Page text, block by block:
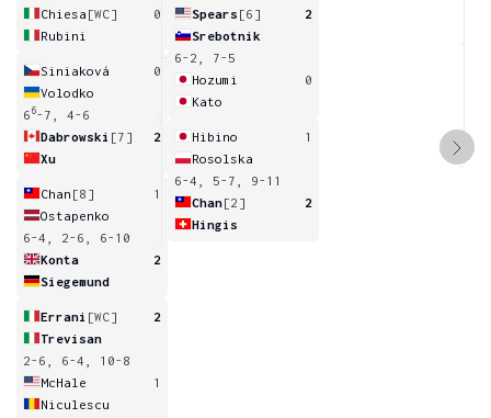
Chiesa [WC]
0
Rubini
Siniaková
0
Volodko
6 6-7, 4-6
Dabrowski [7]
2
Xu
Chan [8]
1
Ostapenko
6-4, 2-6, 6-10
Konta
2
Siegemund
Errani [WC]
2
Trevisan
2-6, 6-4, 10-8
McHale
1
Niculescu
Spears [6]
2
Srebotnik
6-2, 7-5
Hozumi
0
Kato
Hibino
1
Rosolska
6-4, 5-7, 9-11
Chan[2]
2
Hingis